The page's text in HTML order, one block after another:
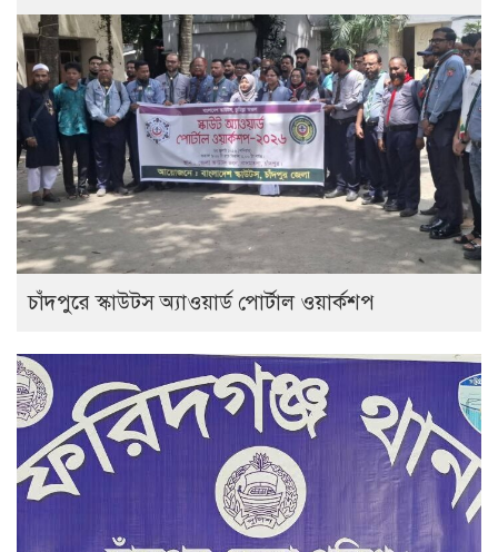
চাঁদপুরে স্কাউটস অ্যাওয়ার্ড পোর্টাল ওয়ার্কশপ